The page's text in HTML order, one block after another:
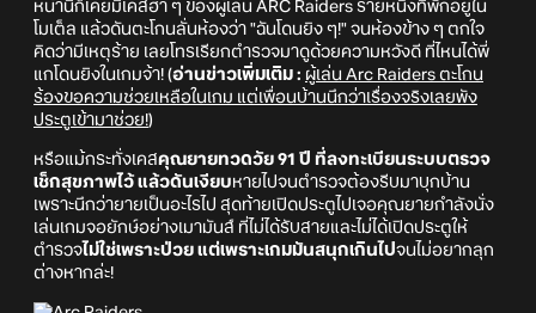
หน้านี้ก็เคยมีเคสฮา ๆ ของผู้เล่น ARC Raiders รายหนึ่งที่พักอยู่ใน
โมเต็ล แล้วดันตะโกนลั่นห้องว่า "ฉันโดนยิง ๆ!" จนห้องข้าง ๆ ตกใจ
คิดว่ามีเหตุร้าย เลยโทรเรียกตำรวจมาดูด้วยความหวังดี ที่ไหนได้พี่
แกโดนยิงในเกมจ้า! (อ่านข่าวเพิ่มเติม : ผู้เล่น Arc Raiders ตะโกน
ร้องขอความช่วยเหลือในเกม แต่เพื่อนบ้านนึกว่าเรื่องจริงเลยพัง
ประตูเข้ามาช่วย!)
หรือแม้กระทั่งเคสคุณยายทวดวัย 91 ปี ที่ลงทะเบียนระบบตรวจ
เช็กสุขภาพไว้ แล้วดันเงียบหายไปจนตำรวจต้องรีบมาบุกบ้าน
เพราะนึกว่ายายเป็นอะไรไป สุดท้ายเปิดประตูไปเจอคุณยายกำลังนั่ง
เล่นเกมจอยักษ์อย่างเมามันส์ ที่ไม่ได้รับสายและไม่ได้เปิดประตูให้
ตำรวจไม่ใช่เพราะป่วย แต่เพราะเกมมันสนุกเกินไปจนไม่อยากลุก
ต่างหากล่ะ!